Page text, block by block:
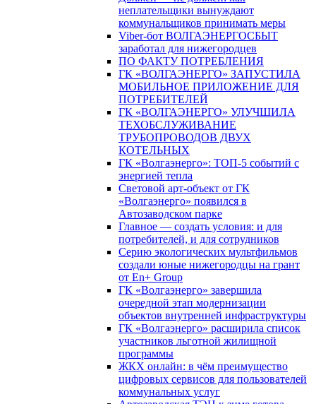
неплательщики вынуждают
коммунальщиков принимать меры
Viber-бот ВОЛГАЭНЕРГОСБЫТ
заработал для нижегородцев
ПО ФАКТУ ПОТРЕБЛЕНИЯ
ГК «ВОЛГАЭНЕРГО» ЗАПУСТИЛА
МОБИЛЬНОЕ ПРИЛОЖЕНИЕ ДЛЯ
ПОТРЕБИТЕЛЕЙ
ГК «ВОЛГАЭНЕРГО» УЛУЧШИЛА
ТЕХОБСЛУЖИВАНИЕ
ТРУБОПРОВОДОВ ДВУХ
КОТЕЛЬНЫХ
ГК «Волгаэнерго»: ТОП-5 событий с
энергией тепла
Световой арт-объект от ГК
«Волгаэнерго» появился в
Автозаводском парке
Главное — создать условия: и для
потребителей, и для сотрудников
Серию экологических мультфильмов
создали юные нижегородцы на грант
от En+ Group
ГК «Волгаэнерго» завершила
очередной этап модернизации
объектов внутренней инфраструктуры
ГК «Волгаэнерго» расширила список
участников льготной жилищной
программы
ЖКХ онлайн: в чём преимущество
цифровых сервисов для пользователей
коммунальных услуг